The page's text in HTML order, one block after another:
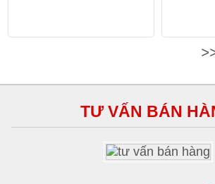
TƯ VẤN BÁN